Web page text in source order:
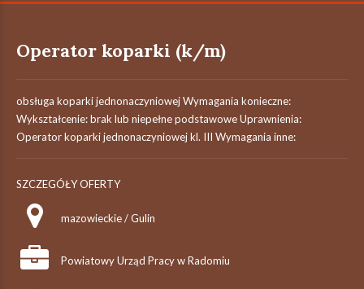
Operator koparki (k/m)
obsługa koparki jednonaczyniowej Wymagania konieczne:
Wykształcenie: brak lub niepełne podstawowe Uprawnienia:
Operator koparki jednonaczyniowej kl. III Wymagania inne:
SZCZEGÓŁY OFERTY
mazowieckie / Gulin
Powiatowy Urząd Pracy w Radomiu